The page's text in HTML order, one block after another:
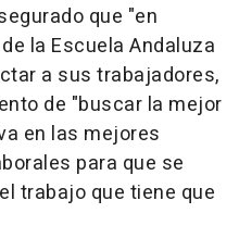
que "en
la Escuela Andaluza
a sus trabajadores,
de "buscar la mejor
en las mejores
para que se
trabajo que tiene que